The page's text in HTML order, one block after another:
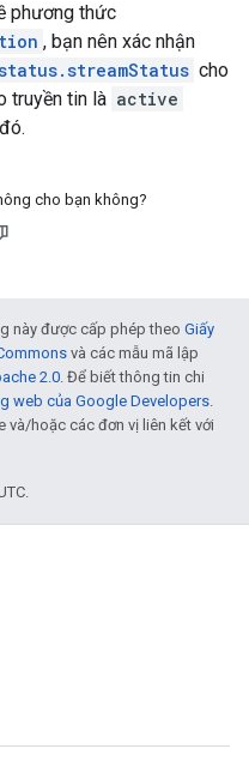
phương thức
, bạn nên xác nhận
cho
truyền tin là active
cho bạn không?
này được cấp phép theo Giấy
và các mẫu mã lập
2.0. Để biết thông tin chi
web của Google Developers.
và/hoặc các đơn vị liên kết với